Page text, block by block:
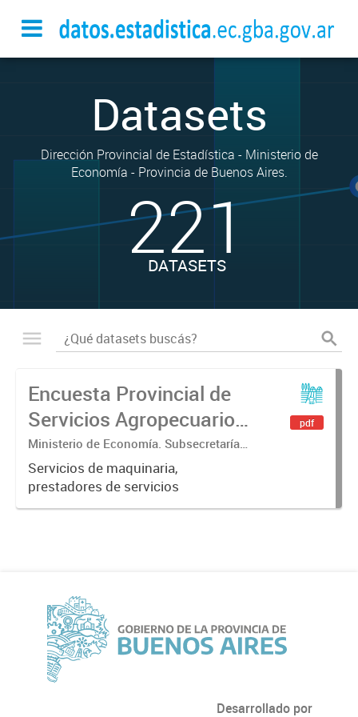
Datasets
Dirección Provincial de Estadística - Ministerio de
Economía - Provincia de Buenos Aires.
221
DATASETS
Encuesta Provincial de
Servicios Agropecuarios
2020
Ministerio de Economía. Subsecretaría
de Coordinación Económica y
Estadística. Dirección Provincial de
Estadística.
Servicios de maquinaria,
prestadores de servicios
pdf
Desarrollado por